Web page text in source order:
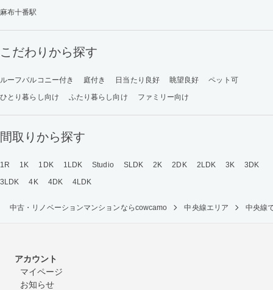
麻布十番駅
こだわりから探す
ルーフバルコニー付き 庭付き 日当たり良好 眺望良好
ペット可
ひとり暮らし向け
ふたり暮らし向け ファミリー向け
間取りから探す
1R 1K 1DK 1LDK Studio SLDK 2K 2DK 2LDK 3K
3DK
3LDK
4K 4DK 4LDK
中古・リノベーションマンションならcowcamo 中央線エリア 中央線
アカウント
マイページ
お知らせ